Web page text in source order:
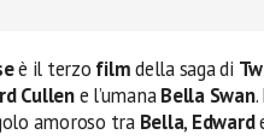
è il terzo filmdella saga di
Cullene l’umanaBella Swan.
amoroso tra Bella, Edward